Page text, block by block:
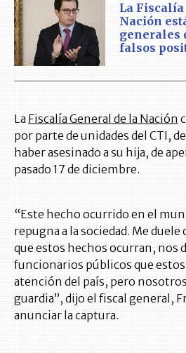
La
Nación
generales
falsos
La Fiscalía General de la Nación
por parte de unidades del CTI,
haber asesinado a su hija, de
pasado 17 de diciembre.
“Este hecho ocurrido en el
repugna a la sociedad. Me duele
que estos hechos ocurran, nos
funcionarios públicos que
atención del país, pero
guardia”, dijo el fiscal general,
anunciar la captura.